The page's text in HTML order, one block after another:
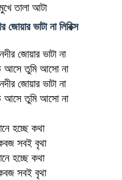
তালা আটা
ভাটা না লিরিক্স
জোয়ার ভাটা না
আসে তুমি আসো না
জোয়ার ভাটা না
আসে তুমি আসো না
হচ্ছে কথা
সবই বৃথা
হচ্ছে কথা
সবই বৃথা